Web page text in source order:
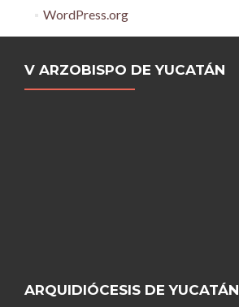
WordPress.org
V ARZOBISPO DE YUCATÁN
ARQUIDIÓCESIS DE YUCATÁN